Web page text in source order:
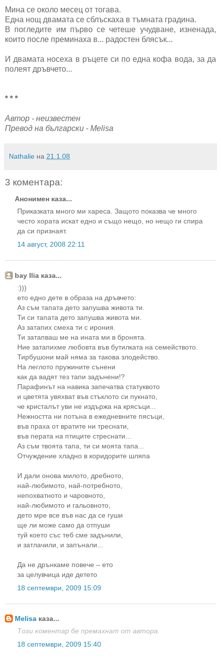
Мина се около месец от тогава.
Една нощ двамата се сблъскаха в тъмната градина.
В погледите им първо се четеше учудване, изненада,
които после преминаха в... радостен блясък...
И двамата носеха в ръцете си по една кофа вода, за да
полеят дръвчето...
* * *
Автор - неизвестен
Превод на български - Melisa
Nathalie на 21.1.08
3 коментара:
Анонимен каза...
Приказката много ми хареса. Защото показва че много
често хората искат едно и също нещо, но нещо ги спира
да си признаят.
14 август, 2008 22:11
bay Ilia каза...
:)))
ето едно дете в образа на дръвчето:
Аз съм тапата дето запушва живота ти.
Ти си тапата дето запушва живота ми.
Аз затапих смеха ти с ирония.
Ти затапваш ме на ината ми в бронята.
Ние затапихме любовта във бутилката на семейството.
Тирбушони май няма за такова злодейство.
На леглото пружините сънени
как да вадят тез тапи задънени!?
Парафинът на навика запечатва статуквото
и цветята увяхват във стъклото си пукнато,
че кристалът уви не издържа на крясъци...
Нежността ни потъна в ежедневните пясъци,
във праха от вратите ни треснати,
във перата на птиците стреснати...
Аз съм твоята тапа, ти си моята тапа...
Отчуждение хладно в коридорите шляпа
И дали онова милото, дребното,
най-любимото, най-потребното,
непохватното и чаровното,
най-любимото и гальовното,
дето мре все във нас да се гуши
ще ли може само да отпуши
туй което със теб сме задънили,
и затлачили, и запънали...
Да не дрънкаме повече – ето
за целувчица иде детето
18 септември, 2009 15:09
Melisa каза...
Този коментар бе премахнат от автора.
18 септември, 2009 15:40